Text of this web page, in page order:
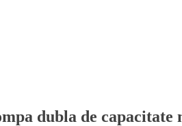
dubla de